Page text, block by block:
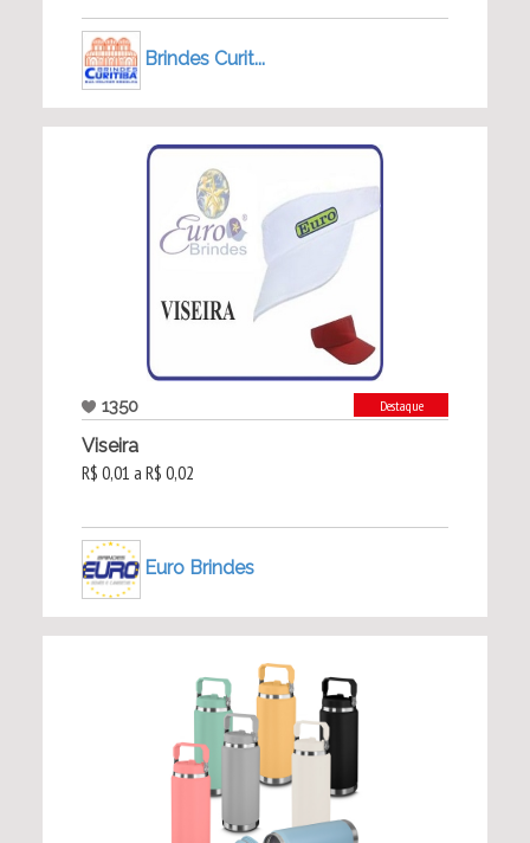
Brindes Curit...
1350 Destaque
Viseira
R$ 0,01 a R$ 0,02
Euro Brindes